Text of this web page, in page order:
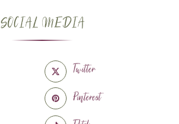
SOCIAL MEDIA
Twitter
Pinterest